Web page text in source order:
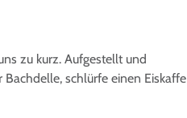
zu kurz. Aufgestellt und
schlürfe einen Eiskaffe